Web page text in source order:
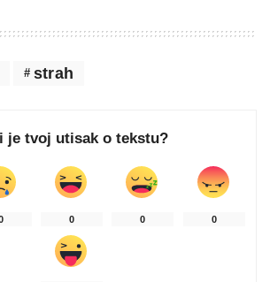
strah
je tvoj utisak o tekstu?
0 0 0